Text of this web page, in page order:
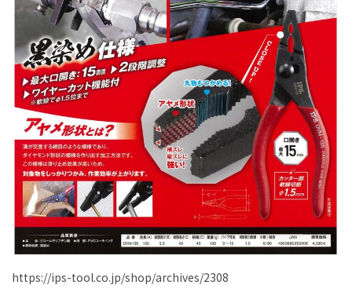
COMPANY
MEDIA
メディア情報
NEWS
新着情報／当選発表
CONTACT
お問い合わせ
ONLINE SHOP
https://ips-tool.co.jp/shop/archives/2308